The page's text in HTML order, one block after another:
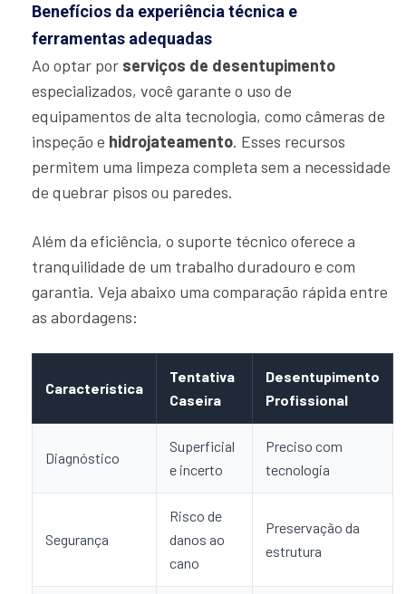
Benefícios da experiência técnica e
ferramentas adequadas
Ao optar por serviços de desentupimento
especializados, você garante o uso de
equipamentos de alta tecnologia, como câmeras de
inspeção e hidrojateamento. Esses recursos
permitem uma limpeza completa sem a necessidade
de quebrar pisos ou paredes.
Além da eficiência, o suporte técnico oferece a
tranquilidade de um trabalho duradouro e com
garantia. Veja abaixo uma comparação rápida entre
as abordagens:
Característica
Tentativa
Caseira
Desentupimento
Profissional
Diagnóstico
Superficial
e incerto
Preciso com
tecnologia
Segurança
Risco de
danos ao
cano
Preservação da
estrutura